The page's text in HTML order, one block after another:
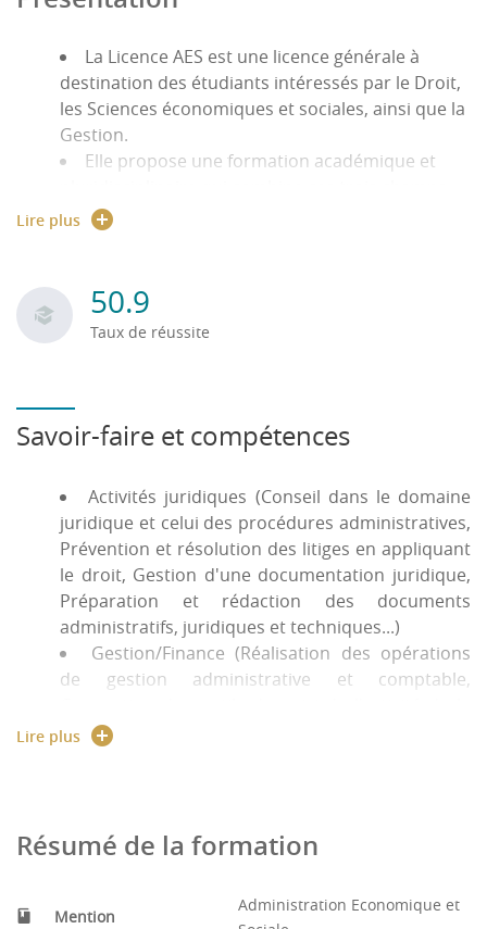
La Licence AES est une licence générale à
destination des étudiants intéressés par le Droit,
les Sciences économiques et sociales, ainsi que la
Gestion.
Elle propose une formation académique et
de connaissances, ainsi que des enseignements
Elle donne aussi des bases pour se préparer
aux concours administratifs. Elle prévoit deux
stages obligatoires d'au moins 4 semaines (en L2
Possibilité de valider un ou des blocs de
compétences ou équivalences en accord avec les
Rapport public PARCOURSUP
Taux de passage en fonction du baccalauréat :
bacs généraux : 22 %
bacs professionnels : 0 %
bacs technologiques : 0 %
titre étranger : 20 %
Lire plus
50.9
Taux de réussite
Savoir-faire et compétences
Activités juridiques (Conseil dans le domaine
juridique et celui des procédures administratives,
Prévention et résolution des litiges en appliquant
le droit, Gestion d'une documentation juridique,
Préparation et rédaction des documents
administratifs, juridiques et techniques...)
Gestion/Finance (Réalisation des opérations
de gestion administrative et comptable,
structure, Préparation et rédaction des
considéré...)
Exercice de fonctions administratives (gestion
comptables et commerciales (suivi des relations
Lire plus
Résumé de la formation
Mention
Administration Economique et